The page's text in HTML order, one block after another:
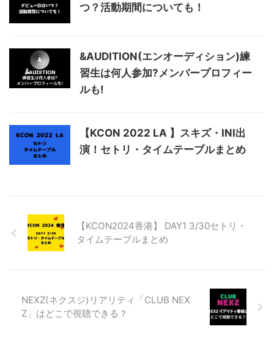
つ？活動期間についても！
&AUDITION(エンオーディション)練
習生は何人参加?メンバープロフィー
ルも!
【KCON 2022 LA 】スキズ・INI出
演！セトリ・タイムテーブルまとめ
【KCON2024香港】 DAY1 3/30セトリ・
タイムテーブルまとめ
NEXZ(ネクスジ)リアリティ「CLUB NEX
Z」はどこで視聴できる？